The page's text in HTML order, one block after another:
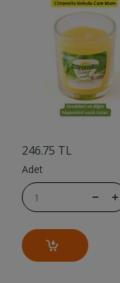
246.75 TL
Adet